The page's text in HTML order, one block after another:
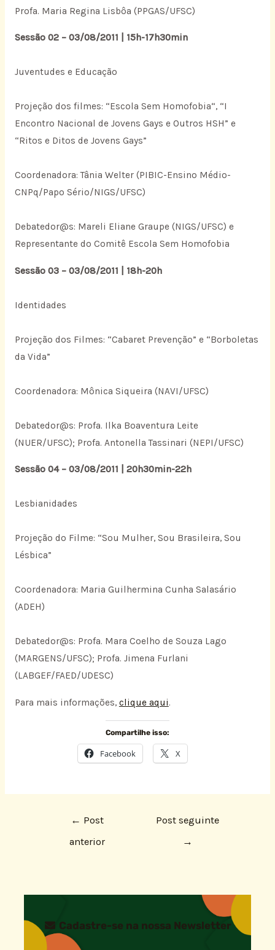
Profa. Maria Regina Lisbôa (PPGAS/UFSC)
Sessão 02 – 03/08/2011 | 15h-17h30min
Juventudes e Educação
Projeção dos filmes: “Escola Sem Homofobia“, “I
Encontro Nacional de Jovens Gays e Outros HSH” e
“Ritos e Ditos de Jovens Gays”
Coordenadora: Tânia Welter (PIBIC-Ensino Médio-
CNPq/Papo Sério/NIGS/UFSC)
Debatedor@s: Mareli Eliane Graupe (NIGS/UFSC) e
Representante do Comitê Escola Sem Homofobia
Sessão 03 – 03/08/2011 | 18h-20h
Identidades
Projeção dos Filmes: “Cabaret Prevenção” e “Borboletas
da Vida”
Coordenadora: Mônica Siqueira (NAVI/UFSC)
Debatedor@s: Profa. Ilka Boaventura Leite
(NUER/UFSC); Profa. Antonella Tassinari (NEPI/UFSC)
Sessão 04 – 03/08/2011 | 20h30min-22h
Lesbianidades
Projeção do Filme: “Sou Mulher, Sou Brasileira, Sou
Lésbica”
Coordenadora: Maria Guilhermina Cunha Salasário
(ADEH)
Debatedor@s: Profa. Mara Coelho de Souza Lago
(MARGENS/UFSC); Profa. Jimena Furlani
(LABGEF/FAED/UDESC)
Para mais informações, clique aqui.
Compartilhe isso:
Facebook X
← Post
anterior
Post seguinte
→
Cadastre-se na nossa Newsletter